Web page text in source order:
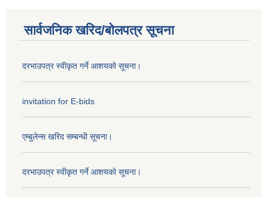
सार्वजनिक खरिद/बोलपत्र सूचना
दरभाउपत्र स्वीकृत गर्ने आशयको सूचना।
invitation for E-bids
एम्बुलेन्स खरिद सम्बन्धी सूचना।
दरभाउपत्र स्वीकृत गर्ने आशयको सूचना।